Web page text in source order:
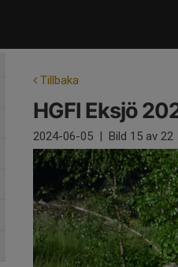
Tillbaka
HGFI Eksjö
2024-06-05 | Bild 15 av 22